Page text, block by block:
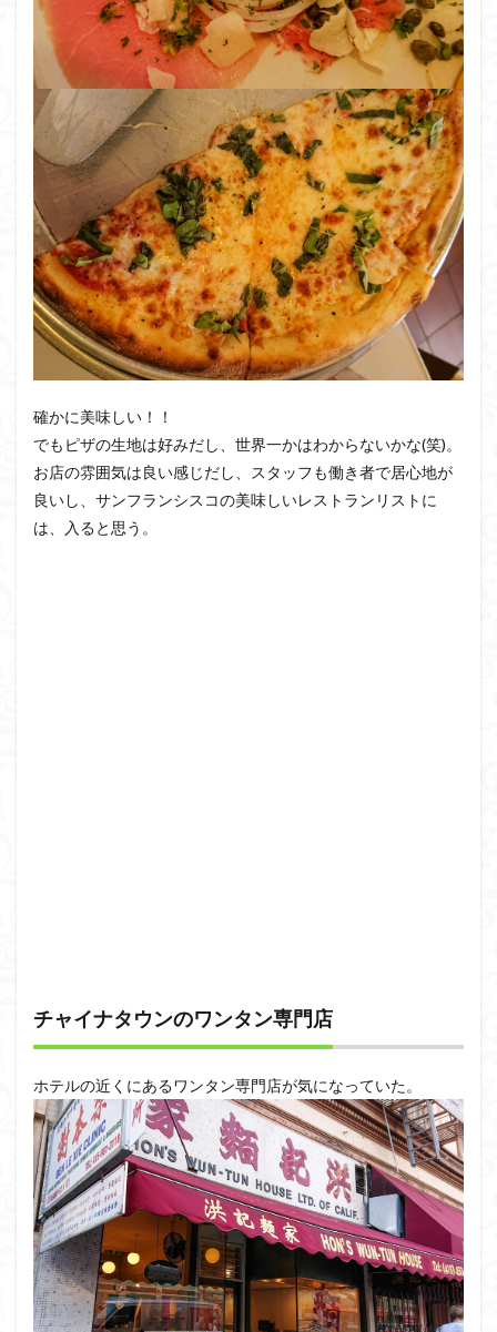
確かに美味しい！！
でもピザの生地は好みだし、世界一かはわからないかな(笑)。
お店の雰囲気は良い感じだし、スタッフも働き者で居心地が
良いし、サンフランシスコの美味しいレストランリストに
は、入ると思う。
チャイナタウンのワンタン専門店
ホテルの近くにあるワンタン専門店が気になっていた。